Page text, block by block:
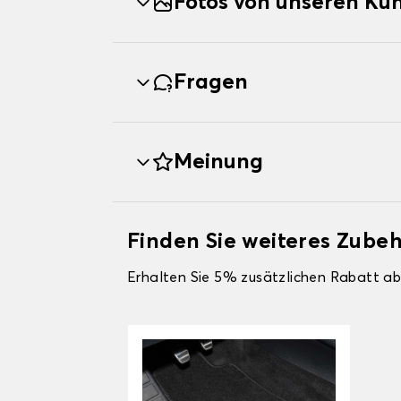
Fragen
Meinung
Finden Sie weiteres
Erhalten Sie 5% zusätzlichen Rabatt